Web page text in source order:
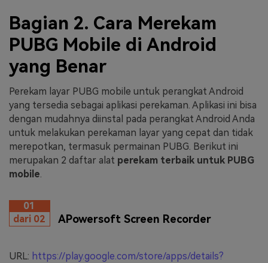
Bagian 2. Cara Merekam
PUBG Mobile di Android
yang Benar
Perekam layar PUBG mobile untuk perangkat Android
yang tersedia sebagai aplikasi perekaman. Aplikasi ini bisa
dengan mudahnya diinstal pada perangkat Android Anda
untuk melakukan perekaman layar yang cepat dan tidak
merepotkan, termasuk permainan PUBG. Berikut ini
merupakan 2 daftar alat perekam terbaik untuk PUBG
mobile.
01
dari 02
APowersoft Screen Recorder
URL: https://play.google.com/store/apps/details?